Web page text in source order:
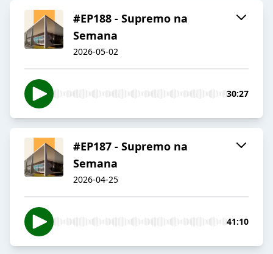
#EP188 - Supremo na
Semana
2026-05-02
30:27
#EP187 - Supremo na
Semana
2026-04-25
41:10